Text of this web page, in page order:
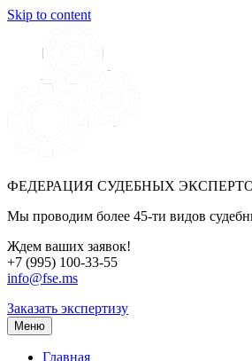
Skip to content
ФЕДЕРАЦИЯ СУДЕБНЫХ
Мы проводим более 45-ти видов
Ждем ваших заявок!
+7 (995) 100-33-55
info@fse.ms
Заказать экспертизу
Меню
Главная